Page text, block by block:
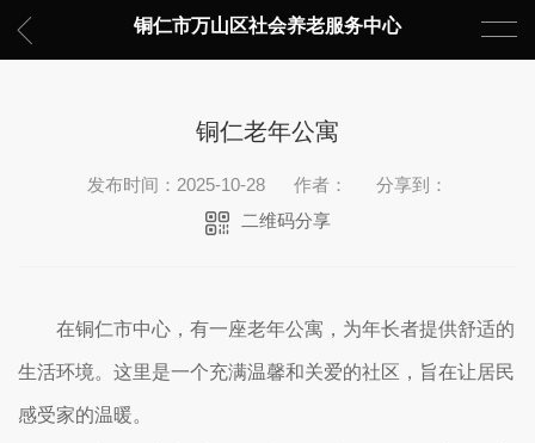
铜仁市万山区社会养老服务中心
铜仁老年公寓
发布时间：2025-10-28 作者：
分享到：
二维码分享
在铜仁市中心，有一座老年公寓，为年长者提供舒适的
生活环境。这里是一个充满温馨和关爱的社区，旨在让居民
感受家的温暖。